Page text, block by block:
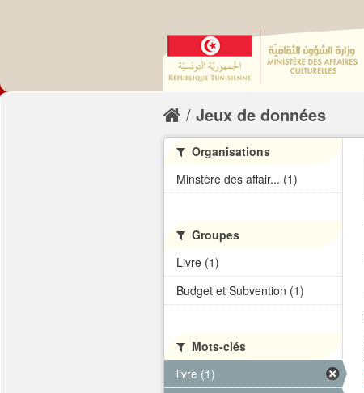
Jeux de données
Organisations
Minstère des affair... (1)
Groupes
Livre (1)
Budget et Subvention (1)
Mots-clés
livre (1)